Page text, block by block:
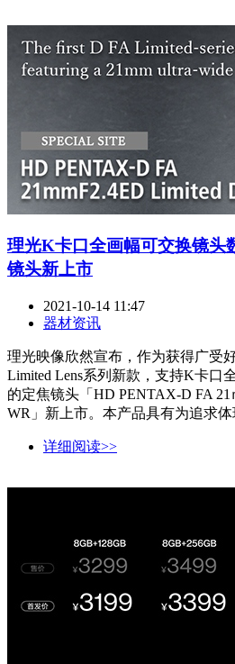
理光K卡口全画幅可交换镜头
镜头新上市
2021-10-14 11:47
器材资讯
理光映像欣然宣布，作为获得广受
Limited Lens系列新款，支持K卡口
的定焦镜头「HD PENTAX-D FA 21
WR」新上市。本产品具有为追求体
详细阅读>>